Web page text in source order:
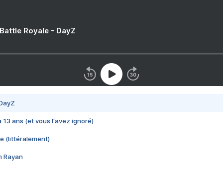
Royale - DayZ
13 ans (et vous l'avez ignoré)
(littéralement)
Rayan